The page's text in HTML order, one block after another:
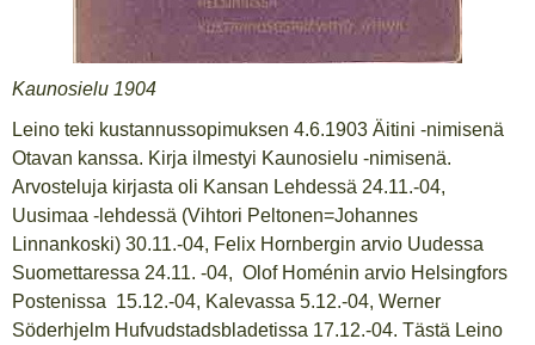
Kaunosielu 1904
Leino teki kustannussopimuksen 4.6.1903 Äitini -nimisenä
Otavan kanssa. Kirja ilmestyi Kaunosielu -nimisenä.
Arvosteluja kirjasta oli Kansan Lehdessä 24.11.-04,
Uusimaa -lehdessä (Vihtori Peltonen=Johannes
Linnankoski) 30.11.-04, Felix Hornbergin arvio Uudessa
Suomettaressa 24.11. -04, Olof Homénin arvio Helsingfors
Postenissa 15.12.-04, Kalevassa 5.12.-04, Werner
Söderhjelm Hufvudstadsbladetissa 17.12.-04. Tästä Leino